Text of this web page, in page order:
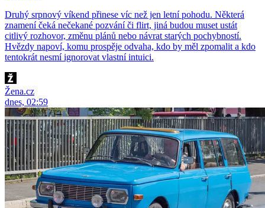
Druhý srpnový víkend přinese víc než jen letní pohodu. Některá
znamení čeká nečekané pozvání či flirt, jiná budou muset ustát
citlivý rozhovor, změnu plánů nebo návrat starých pochybností.
Hvězdy napoví, komu prospěje odvaha, kdo by měl zpomalit a kdo
tentokrát nesmí ignorovat vlastní intuici.
Žena.cz
dnes, 02:59